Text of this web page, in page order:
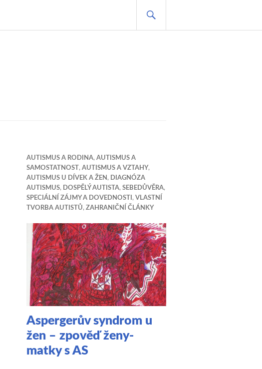
AUTISMUS A RODINA, AUTISMUS A
SAMOSTATNOST, AUTISMUS A VZTAHY,
AUTISMUS U DÍVEK A ŽEN , DIAGNÓZA
AUTISMUS, DOSPĚLÝ AUTISTA, SEBEDŮVĚRA,
SPECIÁLNÍ ZÁJMY A DOVEDNOSTI , VLASTNÍ
TVORBA AUTISTŮ, ZAHRANIČNÍ ČLÁNKY
Aspergerův syndrom u
žen – zpověď ženy-
matky s AS